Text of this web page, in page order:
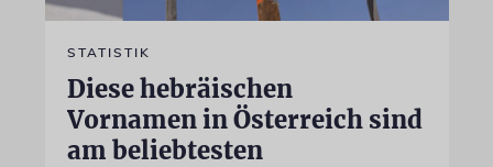
STATISTIK
Diese hebräischen
Vornamen in Österreich sind
am beliebtesten